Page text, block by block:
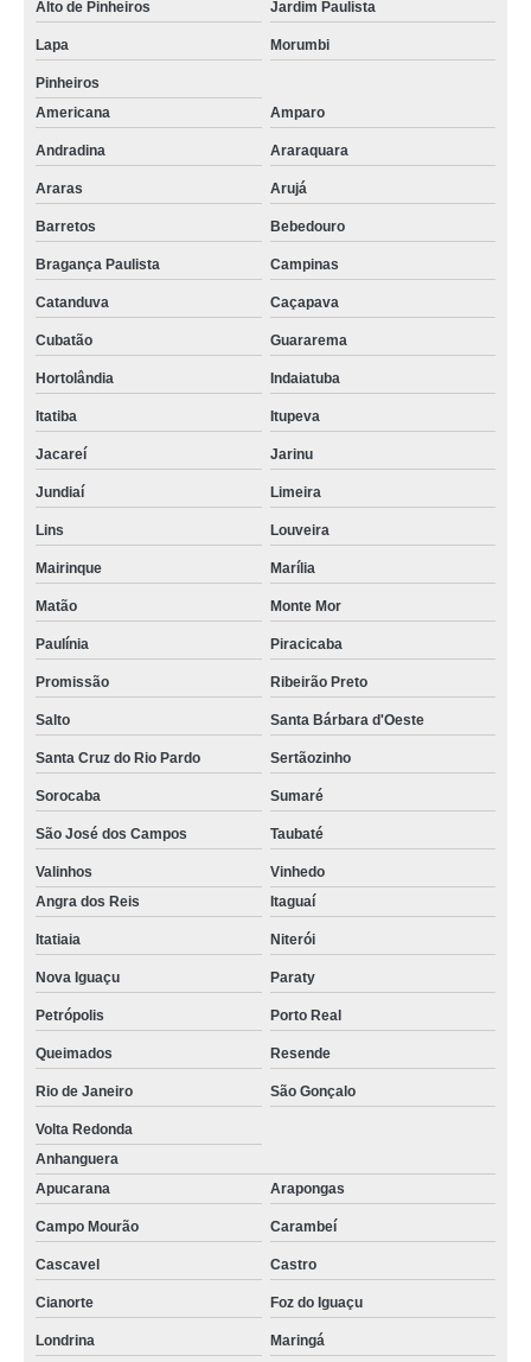
Alto de Pinheiros Jardim Paulista
Lapa Morumbi
Pinheiros
Americana
Amparo
Andradina Araraquara
Araras Arujá
Barretos Bebedouro
Bragança Paulista Campinas
Catanduva Caçapava
Cubatão Guararema
Hortolândia Indaiatuba
Itatiba Itupeva
Jacareí Jarinu
Jundiaí Limeira
Lins Louveira
Mairinque Marília
Matão Monte Mor
Paulínia Piracicaba
Promissão Ribeirão Preto
Salto Santa Bárbara d'Oeste
Santa Cruz do Rio Pardo Sertãozinho
Sorocaba Sumaré
São José dos Campos Taubaté
Valinhos
Vinhedo
Angra dos Reis
Itaguaí
Itatiaia Niterói
Nova Iguaçu Paraty
Petrópolis Porto Real
Queimados Resende
Rio de Janeiro São Gonçalo
Volta Redonda
Anhanguera
Apucarana
Arapongas
Campo Mourão Carambeí
Cascavel Castro
Cianorte Foz do Iguaçu
Londrina Maringá